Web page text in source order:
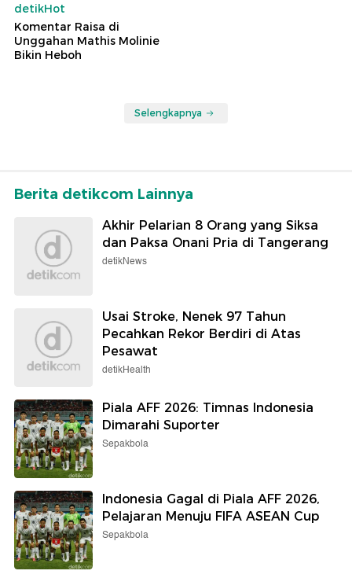
detikHot
Komentar Raisa di
Unggahan Mathis Molinie
Bikin Heboh
Selengkapnya
Berita detikcom Lainnya
Akhir Pelarian 8 Orang yang Siksa
dan Paksa Onani Pria di Tangerang
detikNews
Usai Stroke, Nenek 97 Tahun
Pecahkan Rekor Berdiri di Atas
Pesawat
detikHealth
Piala AFF 2026: Timnas Indonesia
Dimarahi Suporter
Sepakbola
Indonesia Gagal di Piala AFF 2026,
Pelajaran Menuju FIFA ASEAN Cup
Sepakbola